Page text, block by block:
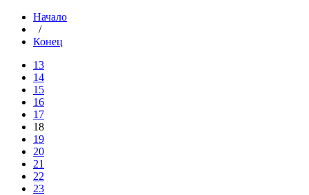
Начало
/
Конец
13
14
15
16
17
18
19
20
21
22
23